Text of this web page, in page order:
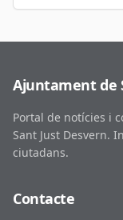
Ajuntament de
Portal de notícies i
Sant Just Desvern.
ciutadans.
Contacte